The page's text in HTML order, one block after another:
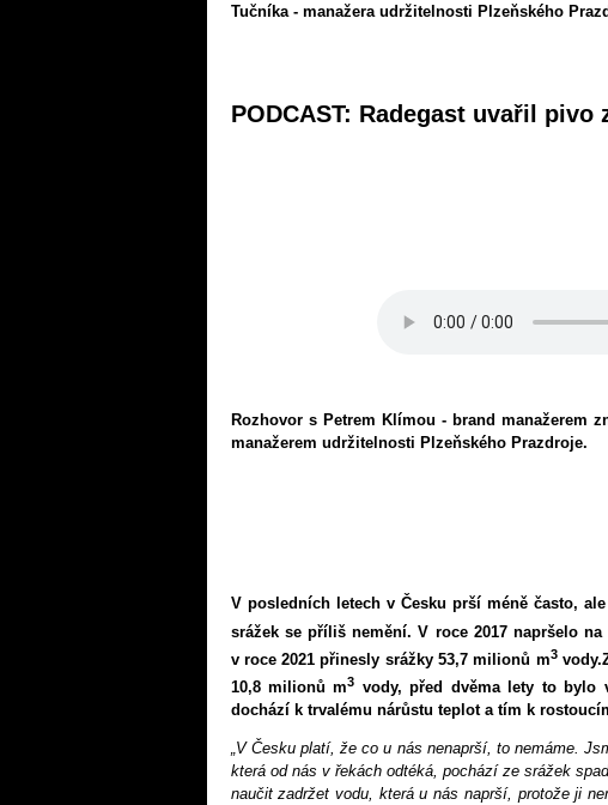
Tučníka - manažera udržitelnosti Plzeňského
PODCAST: Radegast uvařil pivo
Rozhovor s Petrem Klímou - brand manažerem
manažerem udržitelnosti Plzeňského Prazdroje.
V posledních letech v Česku prší méně často,
srážek se příliš nemění. V roce 2017 napršelo
v roce 2021 přinesly srážky 53,7 milionů m3
10,8 milionů m3 vody, před dvěma lety to bylo
dochází k trvalému nárůstu teplot a tím k
„V Česku platí, že co u nás nenaprší, to nemáme.
která od nás v řekách odtéká, pochází ze srážek
naučit zadržet vodu, která u nás naprší, protože ji